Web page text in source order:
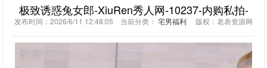
极致诱惑兔女郎-XiuRen秀人网-10237-内购私拍-
发布时间：2026/6/11 12:48:05 当前分类： 宅男福利 版权：老表资源网